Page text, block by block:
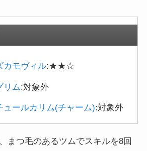
カモヴィル:★★☆
リム:対象外
ュールカリム(チャーム):対象外
まつ毛のあるツムでスキルを8回